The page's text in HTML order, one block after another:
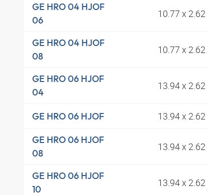
GE HRO 04 HJOF
06
10.77 x 2.62
GE HRO 04 HJOF
08
10.77 x 2.62
GE HRO 06 HJOF
04
13.94 x 2.62
GE HRO 06 HJOF 13.94 x 2.62
GE HRO 06 HJOF
08
13.94 x 2.62
GE HRO 06 HJOF
10
13.94 x 2.62